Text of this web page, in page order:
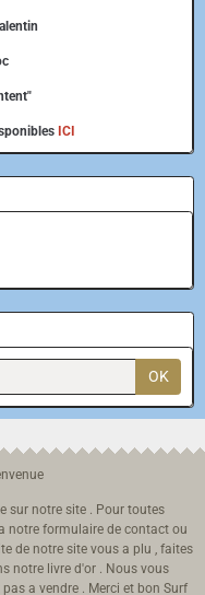
ICI
OK
sur notre site . Pour toutes
notre formulaire de contact ou
de notre site vous a plu , faites
notre livre d'or . Nous vous
a vendre . Merci et bon Surf